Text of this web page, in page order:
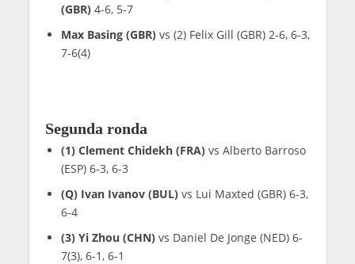
(GBR)4-6, 5-7
Max Basing (GBR)vs (2) Felix Gill (GBR) 2-6, 6-3,
7-6(4)
Segunda ronda
(1) Clement Chidekh (FRA)vs Alberto Barroso
(ESP) 6-3, 6-3
(Q) Ivan Ivanov (BUL)vs Lui Maxted (GBR) 6-3,
6-4
(3) Yi Zhou (CHN)vs Daniel De Jonge (NED) 6-
7(3), 6-1, 6-1